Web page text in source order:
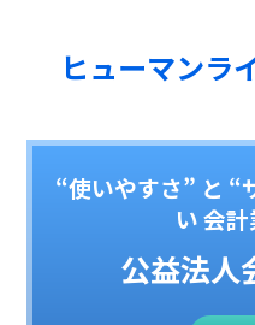
ヒューマンラ
“使いやすさ” と “
い 会
公益法人